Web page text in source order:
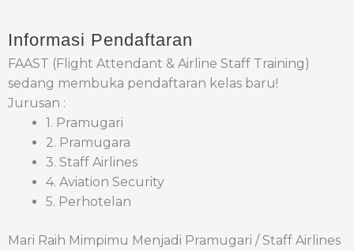
Informasi Pendaftaran
FAAST (Flight Attendant & Airline Staff Training)
sedang membuka pendaftaran kelas baru!
Jurusan :
1. Pramugari
2. Pramugara
3. Staff Airlines
4. Aviation Security
5. Perhotelan
Mari Raih Mimpimu Menjadi Pramugari / Staff Airlines